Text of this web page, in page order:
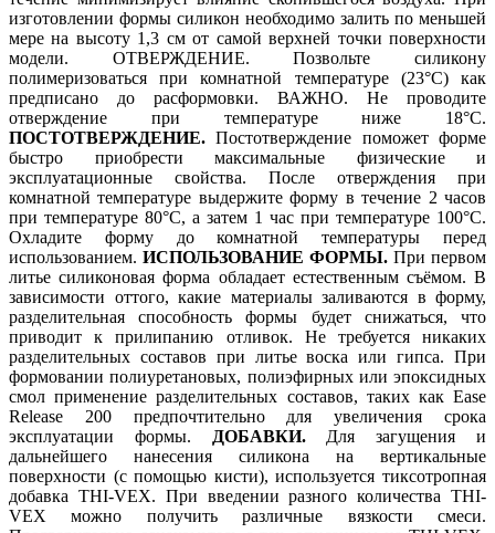
изготовлении формы силикон необходимо залить по меньшей
мере на высоту 1,3 см от самой верхней точки поверхности
модели. ОТВЕРЖДЕНИЕ. Позвольте силикону
полимеризоваться при комнатной температуре (23°C) как
предписано до расформовки. ВАЖНО. Не проводите
отверждение при температуре ниже 18°C.
ПОСТОТВЕРЖДЕНИЕ.Постотверждение поможет форме
быстро приобрести максимальные физические и
эксплуатационные свойства. После отверждения при
комнатной температуре выдержите форму в течение 2 часов
при температуре 80°C, а затем 1 час при температуре 100°C.
Охладите форму до комнатной температуры перед
использованием. ИСПОЛЬЗОВАНИЕ ФОРМЫ. При первом
литье силиконовая форма обладает естественным съёмом. В
зависимости оттого, какие материалы заливаются в форму,
разделительная способность формы будет снижаться, что
приводит к прилипанию отливок. Не требуется никаких
разделительных составов при литье воска или гипса. При
формовании полиуретановых, полиэфирных или эпоксидных
смол применение разделительных составов, таких как Ease
Release 200 предпочтительно для увеличения срока
эксплуатации формы.
ДОБАВКИ.Для загущения и
дальнейшего нанесения силикона на вертикальные
поверхности (с помощью кисти), используется тиксотропная
добавка THI-VEX. При введении разного количества THI-
VEX можно получить различные вязкости смеси.